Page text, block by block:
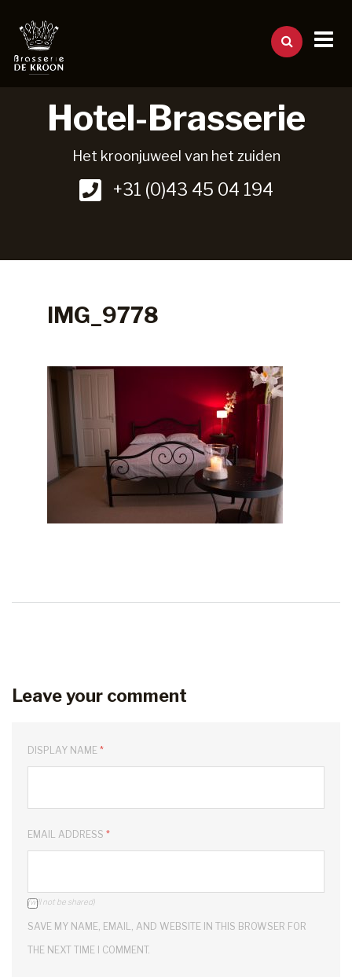
Hotel-Brasserie
Het kroonjuweel van het zuiden
+31 (0)43 45 04 194
IMG_9778
Leave your comment
DISPLAY NAME *
EMAIL ADDRESS *
(will not be shared)
SAVE MY NAME, EMAIL, AND WEBSITE IN THIS BROWSER FOR
THE NEXT TIME I COMMENT.